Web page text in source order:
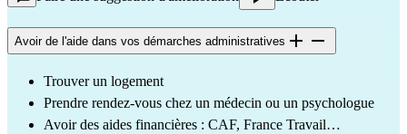
Avoir de l'aide dans vos démarches administratives
Trouver un logement
Prendre rendez-vous chez un médecin ou un psychologue
Avoir des aides financières : CAF, France Travail…